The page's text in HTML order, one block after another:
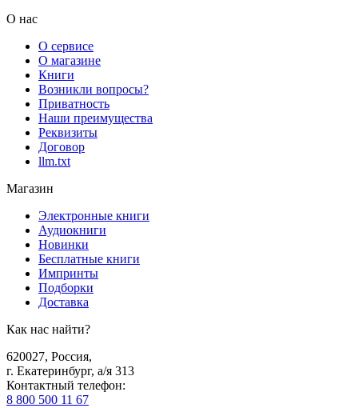
О нас
О сервисе
О магазине
Книги
Возникли вопросы?
Приватность
Наши преимущества
Реквизиты
Договор
llm.txt
Магазин
Электронные книги
Аудиокниги
Новинки
Бесплатные книги
Импринты
Подборки
Доставка
Как нас найти?
620027, Россия,
г. Екатеринбург, а/я 313
Контактный телефон:
8 800 500 11 67